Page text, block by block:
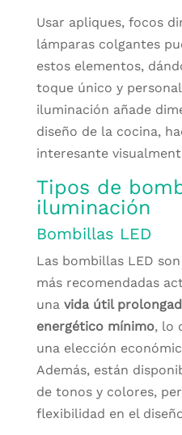
Usar apliques, focos
lámparas colgantes
estos elementos,
toque único y
iluminación añade
diseño de la cocina,
interesante
Tipos de
iluminación
Bombillas LED
Las bombillas LED
más recomendadas
una vida útil
energético mínimo, lo
una elección
Además, están
de tonos y colores,
flexibilidad en el